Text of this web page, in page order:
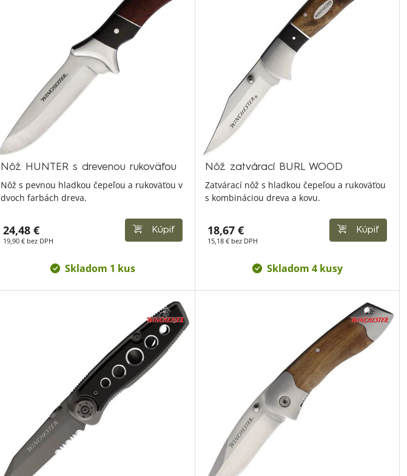
Nôž HUNTER s drevenou rukoväťou
Nôž s pevnou hladkou čepeľou a rukoväťou v
dvoch farbách dreva.
24,48 €
19,90 € bez DPH
Kúpiť
Skladom 1 kus
Nôž zatvárací BURL WOOD
Zatvárací nôž s hladkou čepeľou a rukoväťou
s kombináciou dreva a kovu.
18,67 €
15,18 € bez DPH
Kúpiť
Skladom 4 kusy